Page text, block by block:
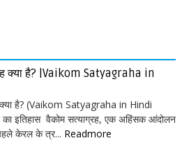
क्या है? |Vaikom Satyagraha in
क्या है? (Vaikom Satyagraha in Hindi
का इतिहास वैकोम सत्याग्रह, एक अहिंसक आंदोलन
केरल के त्र... Readmore